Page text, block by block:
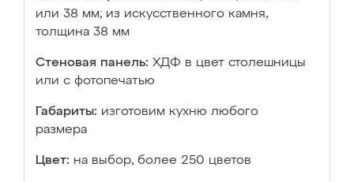
или 38 мм; из искусственного камня,
толщина 38 мм
Стеновая панель: ХДФ в цвет столешницы
или с фотопечатью
Габариты: изготовим кухню любого
размера
Цвет: на выбор, более 250 цветов